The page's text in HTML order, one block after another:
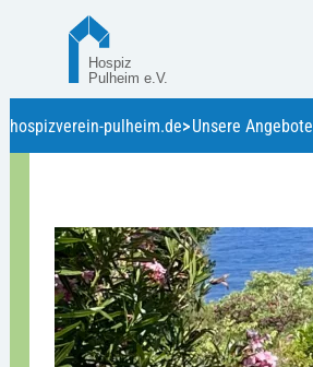
hospizverein-pulheim.de Unsere Angebote